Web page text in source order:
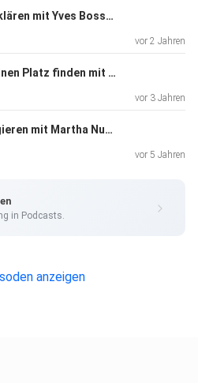
Diese und andere
Bruegel:
Humor – Witze erklären mit Yves Bossart
vor 2 Jahren
Ortswechsel – Seinen Platz finden mit Claire Marin
vor 3 Jahren
Wut – Klug abreagieren mit Martha Nussbaum
vor 5 Jahren
in Podcasts.
anzeigen